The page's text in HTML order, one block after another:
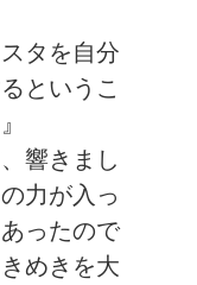
タを自分
というこ
響きまし
力が入っ
ったので
めきを大